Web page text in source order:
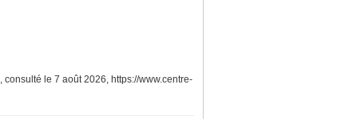
, consulté le 7 août 2026, https://www.centre-